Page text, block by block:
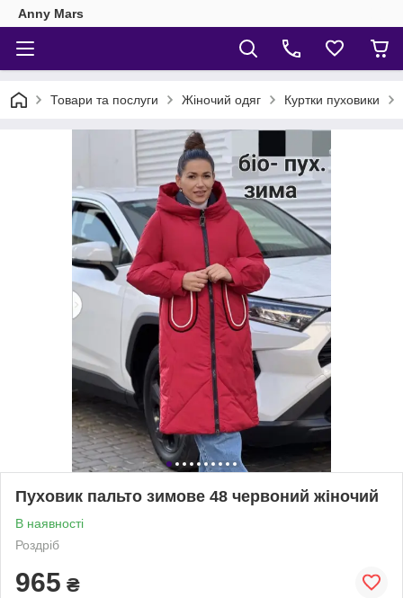
Anny Mars
Товари та послуги Жіночий одяг Куртки пуховики
Пуховик пальто зимове 48 червоний жіночий
В наявності
Роздріб
965 ₴